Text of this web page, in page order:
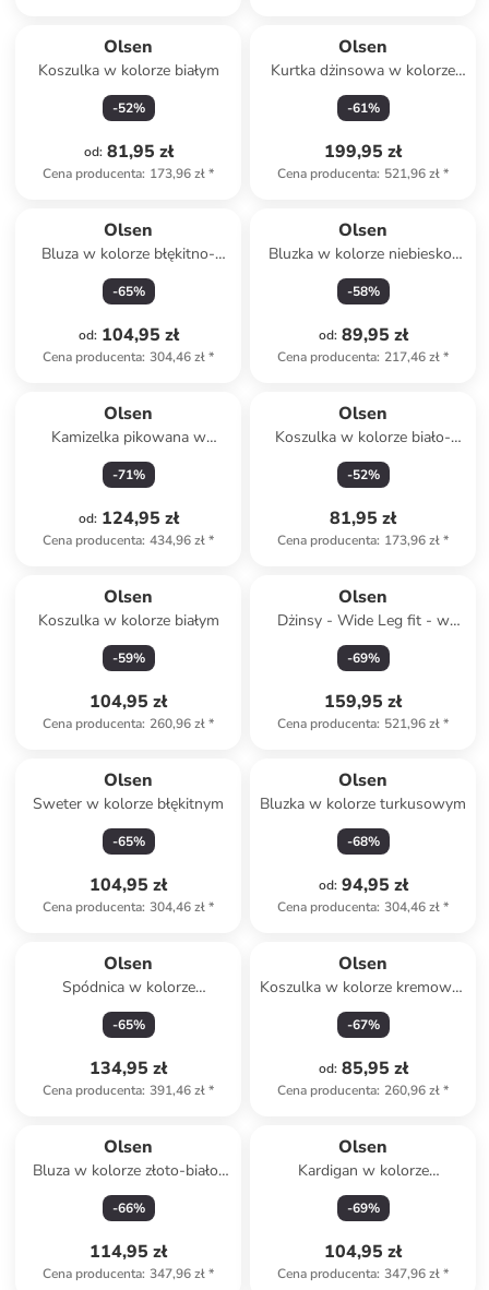
Olsen
Koszulka w kolorze białym
-52%
od: 81,95 zł
Cena producenta: 173,96 zł*
Olsen
Kurtka dżinsowa w kolorze
granatowym
-61%
199,95 zł
Cena producenta: 521,96 zł*
Olsen
Bluza w kolorze błękitno-
białym
-65%
od: 104,95 zł
Cena producenta: 304,46 zł*
Olsen
Bluzka w kolorze niebiesko-
fioletowo-białym
-58%
od: 89,95 zł
Cena producenta: 217,46 zł*
Olsen
Kamizelka pikowana w
kolorze turkusowym
-71%
od: 124,95 zł
Cena producenta: 434,96 zł*
Olsen
Koszulka w kolorze biało-
zielono-niebieskim
-52%
81,95 zł
Cena producenta: 173,96 zł*
Olsen
Koszulka w kolorze białym
-59%
104,95 zł
Cena producenta: 260,96 zł*
Olsen
Dżinsy - Wide Leg fit - w
kolorze błękitnym
-69%
159,95 zł
Cena producenta: 521,96 zł*
Olsen
Sweter w kolorze błękitnym
-65%
104,95 zł
Cena producenta: 304,46 zł*
Olsen
Bluzka w kolorze turkusowym
-68%
od: 94,95 zł
Cena producenta: 304,46 zł*
Olsen
Spódnica w kolorze
granatowym
-65%
134,95 zł
Cena producenta: 391,46 zł*
Olsen
Koszulka w kolorze kremowo-
czarno-żółtym
-67%
od: 85,95 zł
Cena producenta: 260,96 zł*
Olsen
Bluza w kolorze złoto-biało-
czarnym
-66%
114,95 zł
Cena producenta: 347,96 zł*
Olsen
Kardigan w kolorze
granatowym
-69%
104,95 zł
Cena producenta: 347,96 zł*